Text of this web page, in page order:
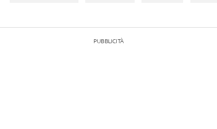
PUBBLICITÀ